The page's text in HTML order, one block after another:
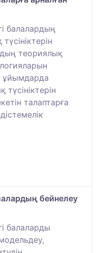
балалардың
теориялық
ұйымдарда
талаптарға
бейнелеу
балаларды